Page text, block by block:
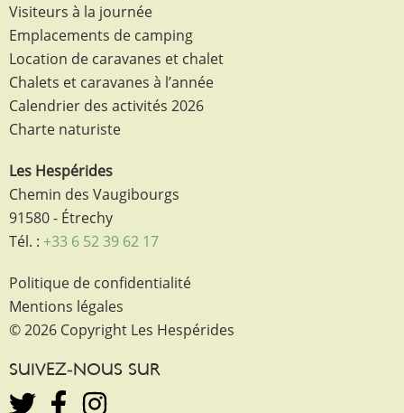
Visiteurs à la journée
Emplacements de camping
Location de caravanes et chalet
Chalets et caravanes à l’année
Calendrier des activités 2026
Charte naturiste
Les Hespérides
Chemin des Vaugibourgs
91580 - Étrechy
Tél. : +33 6 52 39 62 17
Politique de confidentialité
Mentions légales
© 2026 Copyright Les Hespérides
SUIVEZ-NOUS SUR